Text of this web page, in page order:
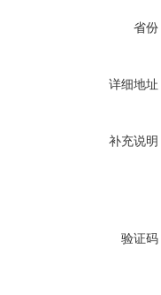
省份
详细地址
补充说明
验证码